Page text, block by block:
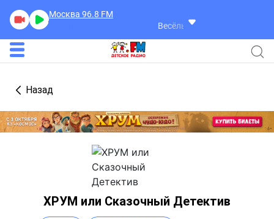
Москва 96.8 FM
Весёлые Истории
Назад
ХРУМ или Сказочный Детектив